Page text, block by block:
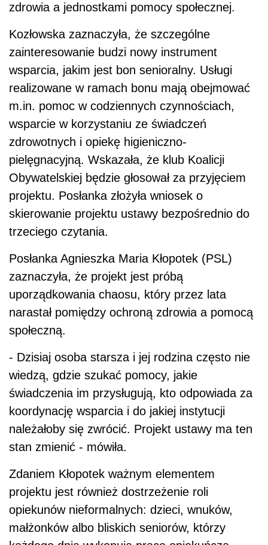
zdrowia a jednostkami pomocy społecznej.
Kozłowska zaznaczyła, że szczególne
zainteresowanie budzi nowy instrument
wsparcia, jakim jest bon senioralny. Usługi
realizowane w ramach bonu mają obejmować
m.in. pomoc w codziennych czynnościach,
wsparcie w korzystaniu ze świadczeń
zdrowotnych i opiekę higieniczno-
pielęgnacyjną. Wskazała, że klub Koalicji
Obywatelskiej będzie głosował za przyjęciem
projektu. Posłanka złożyła wniosek o
skierowanie projektu ustawy bezpośrednio do
trzeciego czytania.
Posłanka Agnieszka Maria Kłopotek (PSL)
zaznaczyła, że projekt jest próbą
uporządkowania chaosu, który przez lata
narastał pomiędzy ochroną zdrowia a pomocą
społeczną.
- Dzisiaj osoba starsza i jej rodzina często nie
wiedzą, gdzie szukać pomocy, jakie
świadczenia im przysługują, kto odpowiada za
koordynację wsparcia i do jakiej instytucji
należałoby się zwrócić. Projekt ustawy ma ten
stan zmienić - mówiła.
Zdaniem Kłopotek ważnym elementem
projektu jest również dostrzeżenie roli
opiekunów nieformalnych: dzieci, wnuków,
małżonków albo bliskich seniorów, którzy